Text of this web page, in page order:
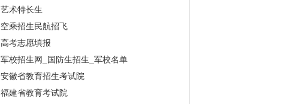
艺术特长生
空乘招生民航招飞
高考志愿填报
军校招生网_国防生招生_军校名单
安徽省教育招生考试院
福建省教育考试院